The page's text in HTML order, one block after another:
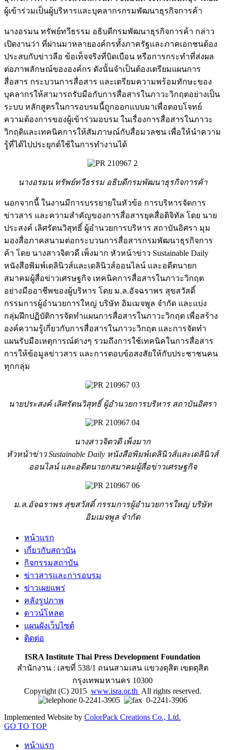
ผู้เข้าร่วมเป็นผู้บริหารและบุคลากรกรมพัฒนาธุรกิจการค้า
นางอรมน ทรัพย์ทวีธรรม อธิบดีกรมพัฒนาธุรกิจการค้า กล่าว
เปิดงานว่า ที่ผ่านมาหลายองค์กรทั้งภาครัฐและภาคเอกชนต้อง
ประสบกับข่าวลือ ข้อเท็จจริงที่บิดเบือน หรือการกระทำที่ส่งผล
ต่อภาพลักษณ์ขององค์กร ดังนั้นจำเป็นต้องเตรียมแผนการ
สื่อสาร กระบวนการสื่อสาร และเตรียมความพร้อมทักษะของ
บุคลากรให้สามารถรับมือกับการสื่อสารในภาวะวิกฤตอย่างเป็น
ระบบ หลักสูตรในการอบรมนี้ถูกออกแบบมาเพื่อตอบโจทย์
ความต้องการของผู้เข้าร่วมอบรม ในเรื่องการสื่อสารในภาวะ
วิกฤติและเทคนิคการให้สัมภาษณ์กับสื่อมวลชน เพื่อให้นำความ
รู้ที่ได้ไปประยุกต์ใช้ในการทำงานได้
นางอรมน ทรัพย์ทวีธรรม อธิบดีกรมพัฒนาธุรกิจการค้า
นอกจากนี้ ในงานมีการบรรยายในหัวข้อ การบริหารจัดการ
ข่าวสาร และความสำคัญของการสื่อสารยุคสื่อดิจิทัล โดย นาย
ประสงค์ เลิศรัตนวิสุทธิ์ ผู้อำนวยการบริหาร สถาบันอิศรา มุม
มองสื่อภาคสนามต่อกระบวนการสื่อสารกรมพัฒนาธุรกิจการ
ค้า โดย นางสาวจิตวดี เพ็งมาก หัวหน้าข่าว Sustainable Daily
หนังสือพิมพ์เดลินิวส์และเดลินิวส์ออนไลน์ และอดีตนายก
สมาคมผู้สื่อข่าวเศรษฐกิจ เทคนิคการสื่อสารในภาวะวิกฤต
อย่างมืออาชีพของผู้บริหาร โดย ม.ล.อัจฉราพร สุขสวัสดิ์
กรรมการผู้อำนวยการใหญ่ บริษัท อิมเมจพูล จำกัด และแบ่ง
กลุ่มฝึกปฏิบัติการจัดทำแผนการสื่อสารในภาวะวิกฤต เพื่อสร้าง
องค์ความรู้เกี่ยวกับการสื่อสารในภาวะวิกฤต และการจัดทำ
แผนรับมือเหตุการณ์ต่างๆ รวมถึงการใช้เทคนิคในการสื่อสาร
การให้ข้อมูลข่าวสาร และการตอบข้อสงสัยให้กับประชาชนคน
ทุกกลุ่ม
นายประสงค์ เลิศรัตนวิสุทธิ์ ผู้อำนวยการบริหาร สถาบันอิศรา
นางสาวจิตวดี เพ็งมาก
หัวหน้าข่าว Sustainable Daily หนังสือพิมพ์เดลินิวส์และเดลินิวส์
ออนไลน์ และอดีตนายกสมาคมผู้สื่อข่าวเศรษฐกิจ
ม.ล.อัจฉราพร สุขสวัสดิ์ กรรมการผู้อำนวยการใหญ่ บริษัท
อิมเมจพูล จำกัด
หน้าแรก
เกี่ยวกับสถาบัน
กิจกรรมสถาบัน
ข่าวสารและการอบรม
ข่าวเผยแพร่
คลังรูปภาพ
ดาวน์โหลด
แผนผังเว็บไซต์
ติดต่อ
ISRA Institute Thai Press Development Foundation
สำนักงาน : เลขที่ 538/1 ถนนสามเสน แขวงดุสิต เขตดุสิต
กรุงเทพมหานคร 10300
Copyright (C) 2015 www.isra.or.th All rights reserved.
0-2241-3905
0-2241-3906
Implemented Website by ColorPack Creations Co., Ltd.
GO TO TOP
หน้าแรก